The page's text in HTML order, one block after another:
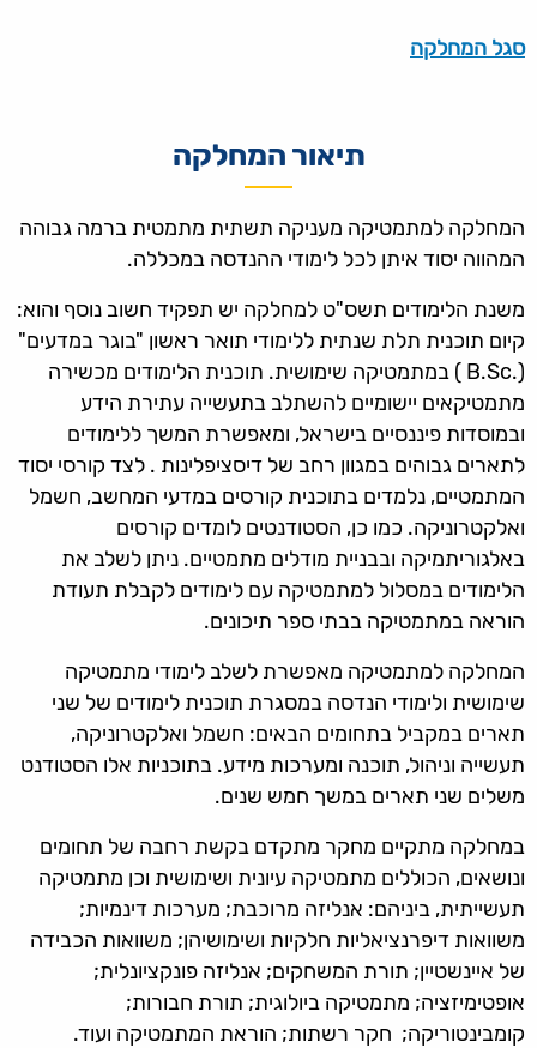
סגל המחלקה
תיאור המחלקה
המחלקה למתמטיקה מעניקה תשתית מתמטית ברמה גבוהה
המהווה יסוד איתן לכל לימודי ההנדסה במכללה.
משנת הלימודים תשס"ט למחלקה יש תפקיד חשוב נוסף והוא:
קיום תוכנית תלת שנתית ללימודי תואר ראשון "בוגר במדעים"
(.B.Sc ) במתמטיקה שימושית. תוכנית הלימודים מכשירה
מתמטיקאים יישומיים להשתלב בתעשייה עתירת הידע
ובמוסדות פיננסיים בישראל, ומאפשרת המשך ללימודים
לתארים גבוהים במגוון רחב של דיסציפלינות . לצד קורסי יסוד
המתמטיים, נלמדים בתוכנית קורסים במדעי המחשב, חשמל
ואלקטרוניקה. כמו כן, הסטודנטים לומדים קורסים
באלגוריתמיקה ובבניית מודלים מתמטיים. ניתן לשלב את
הלימודים במסלול למתמטיקה עם לימודים לקבלת תעודת
הוראה במתמטיקה בבתי ספר תיכונים.
המחלקה למתמטיקה מאפשרת לשלב לימודי מתמטיקה
שימושית ולימודי הנדסה במסגרת תוכנית לימודים של שני
תארים במקביל בתחומים הבאים: חשמל ואלקטרוניקה,
תעשייה וניהול, תוכנה ומערכות מידע. בתוכניות אלו הסטודנט
משלים שני תארים במשך חמש שנים.
במחלקה מתקיים מחקר מתקדם בקשת רחבה של תחומים
ונושאים, הכוללים מתמטיקה עיונית ושימושית וכן מתמטיקה
תעשייתית, ביניהם: אנליזה מרוכבת; מערכות דינמיות;
משוואות דיפרנציאליות חלקיות ושימושיהן; משוואות הכבידה
של איינשטיין; תורת המשחקים; אנליזה פונקציונלית;
אופטימיזציה; מתמטיקה ביולוגית; תורת חבורות;
קומבינטוריקה; חקר רשתות; הוראת המתמטיקה ועוד.